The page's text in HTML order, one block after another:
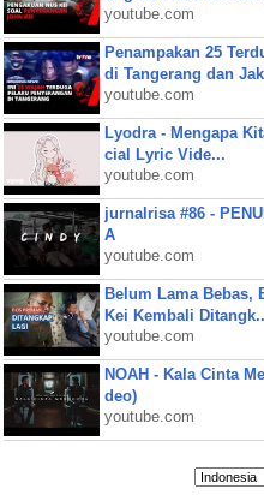
youtube.com
Penampakan 25
di Tangerang dan
youtube.com
Lyodra - Mengapa
cial Lyric Vide...
youtube.com
jurnalrisa #86 -
A
youtube.com
Belum Lama Bebas,
Kei Kembali
youtube.com
NOAH - Kala Cinta
deo)
youtube.com